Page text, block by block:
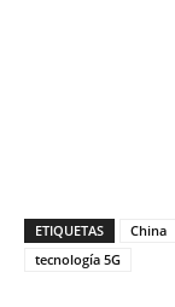
ETIQUETAS China
tecnología 5G